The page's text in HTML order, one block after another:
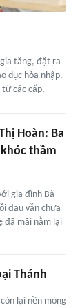
tăng, đặt ra
dục hòa nhập.
các cấp,
Hoàn: Ba
thầm
gia đình Bà
đau vẫn chưa
đã mãi nằm lại
Thánh
lại nền móng